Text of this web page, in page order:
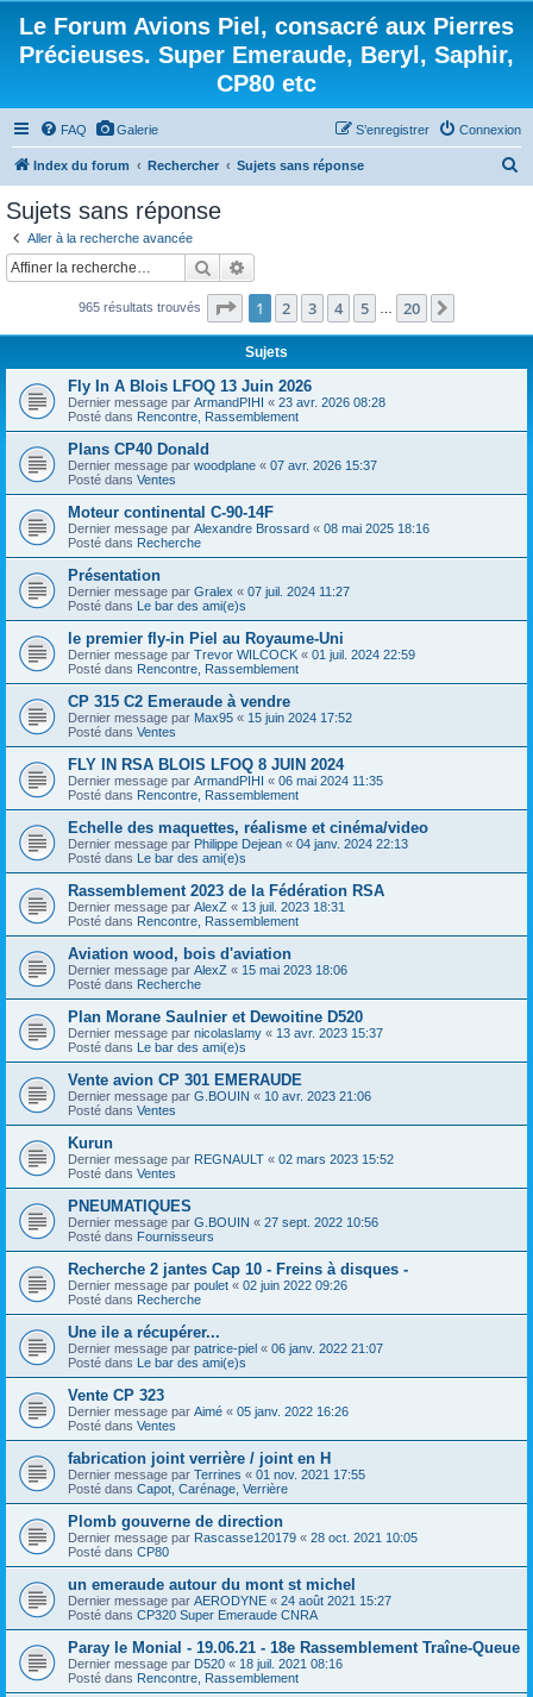
Le Forum Avions Piel, consacré aux Pierres
Précieuses. Super Emeraude, Beryl, Saphir,
CP80 etc
FAQ Galerie Connexion
S’enregistrer
Index du forum Rechercher Sujets sans réponse
c
Sujets sans réponse
Aller à la recherche avancée
Rechercher
965 résultats trouvés Page 1sur20
1 2 3 4 5 20
Sujets
Fly In A Blois LFOQ 13 Juin 2026
Dernier message par ArmandPIHI « 23 avr. 2026 08:28
Posté dans Rencontre, Rassemblement
Plans CP40 Donald
Dernier message par woodplane « 07 avr. 2026 15:37
Posté dans Ventes
Moteur continental C-90-14F
Dernier message par Alexandre Brossard « 08 mai 2025 18:16
Posté dans Recherche
Présentation
Dernier message par Gralex « 07 juil. 2024 11:27
Posté dans Le bar des ami(e)s
le premier fly-in Piel au Royaume-Uni
Dernier message par Trevor WILCOCK « 01 juil. 2024 22:59
Posté dans Rencontre, Rassemblement
CP 315 C2 Emeraude à vendre
Dernier message par Max95 « 15 juin 2024 17:52
Posté dans Ventes
FLY IN RSA BLOIS LFOQ 8 JUIN 2024
Dernier message par ArmandPIHI « 06 mai 2024 11:35
Posté dans Rencontre, Rassemblement
Echelle des maquettes, réalisme et cinéma/video
Dernier message par Philippe Dejean « 04 janv. 2024 22:13
Posté dans Le bar des ami(e)s
Rassemblement 2023 de la Fédération RSA
Dernier message par AlexZ « 13 juil. 2023 18:31
Posté dans Rencontre, Rassemblement
Aviation wood, bois d'aviation
Dernier message par AlexZ « 15 mai 2023 18:06
Posté dans Recherche
Plan Morane Saulnier et Dewoitine D520
Dernier message par nicolaslamy « 13 avr. 2023 15:37
Posté dans Le bar des ami(e)s
Vente avion CP 301 EMERAUDE
Dernier message par G.BOUIN « 10 avr. 2023 21:06
Posté dans Ventes
Kurun
Dernier message par REGNAULT « 02 mars 2023 15:52
Posté dans Ventes
PNEUMATIQUES
Dernier message par G.BOUIN « 27 sept. 2022 10:56
Posté dans Fournisseurs
Recherche 2 jantes Cap 10 - Freins à disques -
Dernier message par poulet « 02 juin 2022 09:26
Posté dans Recherche
Une ile a récupérer...
Dernier message par patrice-piel « 06 janv. 2022 21:07
Posté dans Le bar des ami(e)s
Vente CP 323
Dernier message par Aimé « 05 janv. 2022 16:26
Posté dans Ventes
fabrication joint verrière / joint en H
Dernier message par Terrines « 01 nov. 2021 17:55
Posté dans Capot, Carénage, Verrière
Plomb gouverne de direction
Dernier message par Rascasse120179 « 28 oct. 2021 10:05
Posté dans CP80
un emeraude autour du mont st michel
Dernier message par AERODYNE « 24 août 2021 15:27
Posté dans CP320 Super Emeraude CNRA
Paray le Monial - 19.06.21 - 18e Rassemblement Traîne-Queue
Dernier message par D520 « 18 juil. 2021 08:16
Posté dans Rencontre, Rassemblement